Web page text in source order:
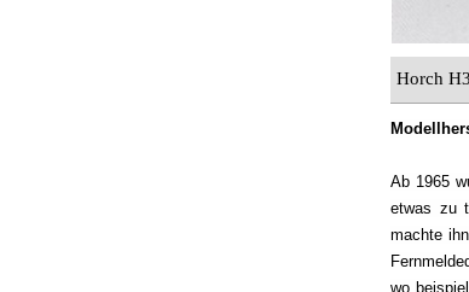
Horch
Ab 1965
etwas zu
machte
wo